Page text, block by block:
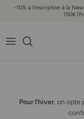
Aller au contenu
-10% à l'inscription à la
150€
Pour l’hiver, on opte